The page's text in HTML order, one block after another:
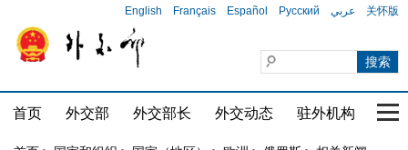
English Français Español Русский عربي 关怀版
首页 外交部 外交部长 外交动态 驻外机构 国